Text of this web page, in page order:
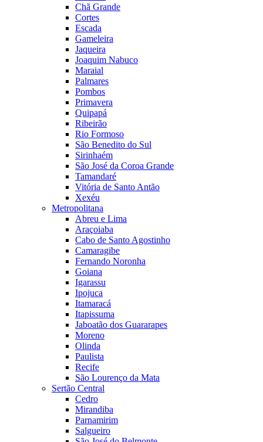
Chã Grande
Cortes
Escada
Gameleira
Jaqueira
Joaquim Nabuco
Maraial
Palmares
Pombos
Primavera
Quipapá
Ribeirão
Rio Formoso
São Benedito do Sul
Sirinhaém
São José da Coroa Grande
Tamandaré
Vitória de Santo Antão
Xexéu
Metropolitana
Abreu e Lima
Araçoiaba
Cabo de Santo Agostinho
Camaragibe
Fernando Noronha
Goiana
Igarassu
Ipojuca
Itamaracá
Itapissuma
Jaboatão dos Guararapes
Moreno
Olinda
Paulista
Recife
São Lourenço da Mata
Sertão Central
Cedro
Mirandiba
Parnamirim
Salgueiro